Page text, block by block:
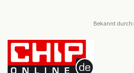
Bekannt durch: